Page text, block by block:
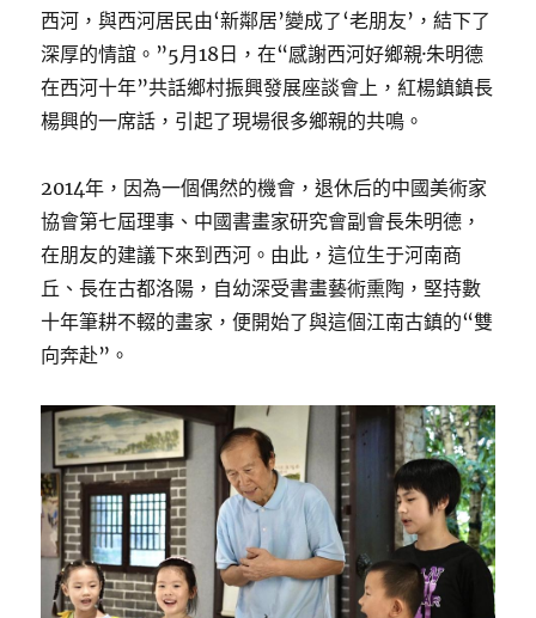
西河，與西河居民由‘新鄰居’變成了‘老朋友’，結下了
深厚的情誼。”5月18日，在“感謝西河好鄉親·朱明德
在西河十年”共話鄉村振興發展座談會上，紅楊鎮鎮長
楊興的一席話，引起了現場很多鄉親的共鳴。
2014年，因為一個偶然的機會，退休后的中國美術家
協會第七屆理事、中國書畫家研究會副會長朱明德，
在朋友的建議下來到西河。由此，這位生于河南商
丘、長在古都洛陽，自幼深受書畫藝術熏陶，堅持數
十年筆耕不輟的畫家，便開始了與這個江南古鎮的“雙
向奔赴”。